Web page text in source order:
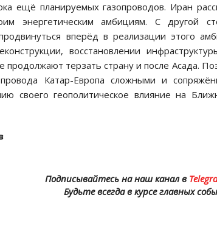
ещё планируемых газопроводов. Иран
энергетическим амбициям. С другой
вперёд в реализации этого
восстановлении
продолжают терзать страну и после Асада.
Катар-Европа сложными и
своего геополитическое влияние на
Подписывайтесь на наш канал в
Будьте всегда в курсе главных